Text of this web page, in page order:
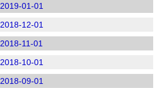
2019-01-01
2018-12-01
2018-11-01
2018-10-01
2018-09-01